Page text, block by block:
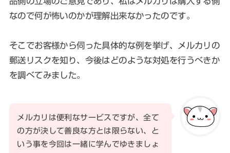
なので何が怖いのかが理解出来なかったのです。
そこでお客様から伺った具体的な例を挙げ、メルカリの
郵送リスクを知り、今後はどのような対処を行うべきか
を調べてみました。
メルカリは便利なサービスですが、全て
の方が決して善良な方とは限らない、と
いう事を今回は一緒に学んでゆきましょ